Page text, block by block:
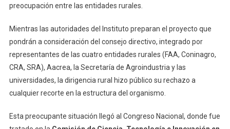
preocupación entre las entidades rurales.
Mientras las autoridades del Instituto preparan el proyecto que
pondrán a consideración del consejo directivo, integrado por
representantes de las cuatro entidades rurales (FAA, Coninagro,
CRA, SRA), Aacrea, la Secretaría de Agroindustria y las
universidades, la dirigencia rural hizo público su rechazo a
cualquier recorte en la estructura del organismo.
Esta preocupante situación llegó al Congreso Nacional, donde fue